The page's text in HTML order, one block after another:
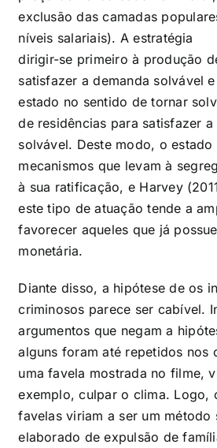
exclusão das camadas
níveis salariais). A estratégia
dirigir-se primeiro à produção
satisfazer a demanda solvável
estado no sentido de tornar
de residências para satisfazer a
solvável. Deste modo, o
mecanismos que levam à
à sua ratificação, e Harvey
este tipo de atuação tende a
favorecer aqueles que já
monetária.
Diante disso, a hipótese de os
criminosos parece ser cabível.
argumentos que negam a
alguns foram até repetidos nos
uma favela mostrada no filme,
exemplo, culpar o clima. Logo,
favelas viriam a ser um método
elaborado de expulsão de